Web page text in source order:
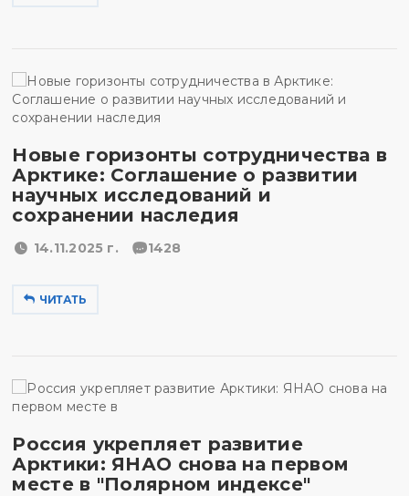
Новые горизонты сотрудничества в
Арктике: Соглашение о развитии
научных исследований и
сохранении наследия
14.11.2025 г. 1428
ЧИТАТЬ
Россия укрепляет развитие
Арктики: ЯНАО снова на первом
месте в "Полярном индексе"